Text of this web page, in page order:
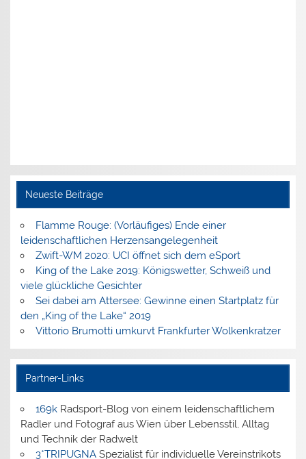
Neueste Beiträge
Flamme Rouge: (Vorläufiges) Ende einer
leidenschaftlichen Herzensangelegenheit
Zwift-WM 2020: UCI öffnet sich dem eSport
King of the Lake 2019: Königswetter, Schweiß und
viele glückliche Gesichter
Sei dabei am Attersee: Gewinne einen Startplatz für
den „King of the Lake“ 2019
Vittorio Brumotti umkurvt Frankfurter Wolkenkratzer
Partner-Links
169kRadsport-Blog von einem leidenschaftlichem
Radler und Fotograf aus Wien über Lebensstil, Alltag
und Technik der Radwelt
3*TRIPUGNASpezialist für individuelle Vereinstrikots